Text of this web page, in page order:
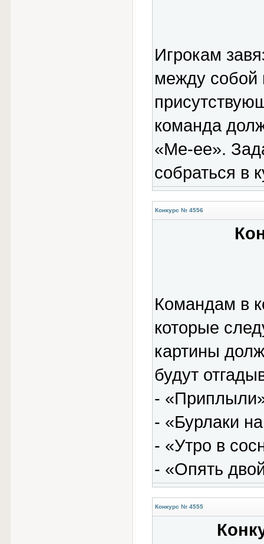
Игрокам
между
команда
«Ме-ее».
собраться в
Конкурс № 4556
Командам в
которые
картины
будут
-
- «Бурлаки
- «Утро в
- «Опять
Конкурс № 4555